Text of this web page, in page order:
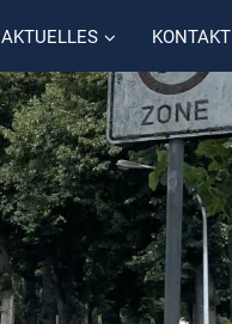
AKTUELLES KONTAKT